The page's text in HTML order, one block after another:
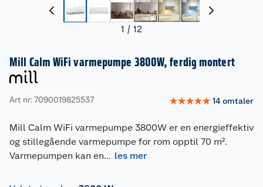
1 / 12
Mill Calm WiFi varmepumpe 3800W, ferdig montert
Art nr: 7090019825537 ☆☆☆☆☆ 14omtaler
Mill Calm WiFi varmepumpe 3800W er en energieffektiv
og stillegående varmepumpe for rom opptil 70 m².
Varmepumpen kan en... les mer